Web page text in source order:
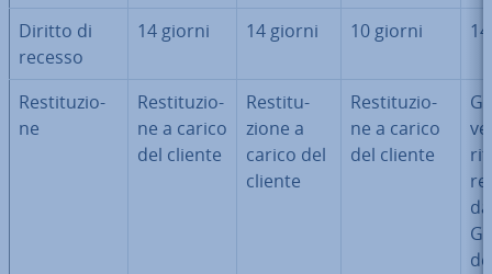
Diritto di
recesso
14 giorni 14 giorni 10 giorni
Re­sti­tu­zio­
ne
Re­sti­tu­zio­
ne a carico
del cliente
Re­sti­tu­
zio­ne a
carico del
cliente
Re­sti­tu­zio­
ne a carico
del cliente